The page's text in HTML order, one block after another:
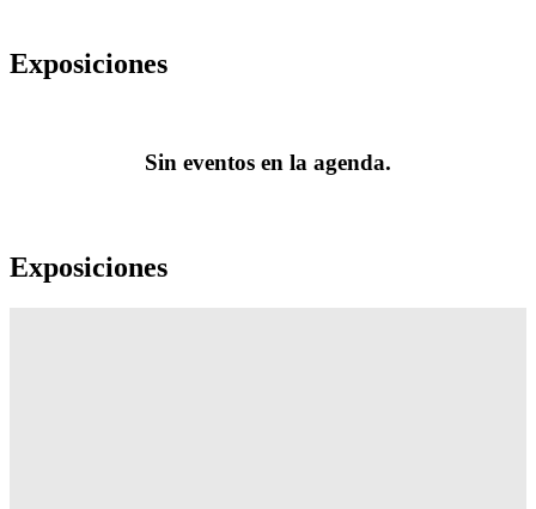
Exposiciones
Sin eventos en la agenda.
Exposiciones